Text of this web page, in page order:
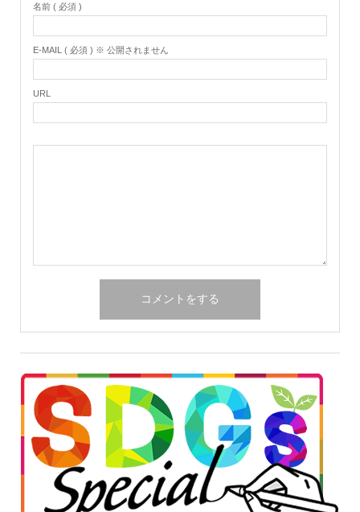
名前 ( 必須 )
E-MAIL ( 必須 ) ※ 公開されません
URL